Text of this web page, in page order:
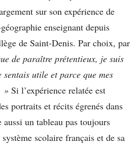
sur son expérience de
enseignant depuis
de Saint-Denis. Par choix, par
de paraître prétentieux, je suis
sentais utile et parce que mes
» Si l’expérience relatée est
portraits et récits égrenés dans
aussi un tableau pas toujours
scolaire français et de sa